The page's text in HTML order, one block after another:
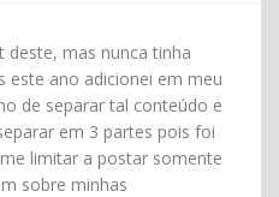
deste, mas nunca tinha
este ano adicionei em meu
de separar tal conteúdo e
em 3 partes pois foi
limitar a postar somente
sobre minhas